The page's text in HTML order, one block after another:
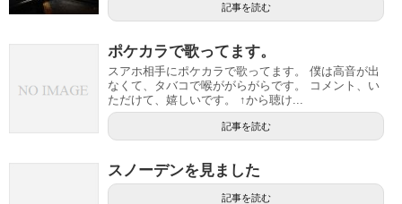
記事を読む
ポケカラで歌ってます。
スアホ相手にポケカラで歌ってます。 僕は高音が出
なくて、タバコで喉ががらがらです。 コメント、い
ただけて、嬉しいです。 ↑から聴け...
記事を読む
スノーデンを見ました
記事を読む